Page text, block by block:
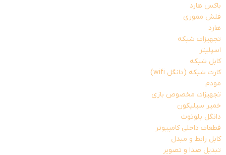
باکس هارد
فلش مموری
هارد
تجهیزات شبکه
اسپلیتر
کابل شبکه
کارت شبکه (دانگل wifi)
مودم
تجهیزات مخصوص بازی
خمیر سیلیکون
دانگل بلوتوث
قطعات داخلی کامپیوتر
کابل رابط و مبدل
تبدیل صدا و تصویر